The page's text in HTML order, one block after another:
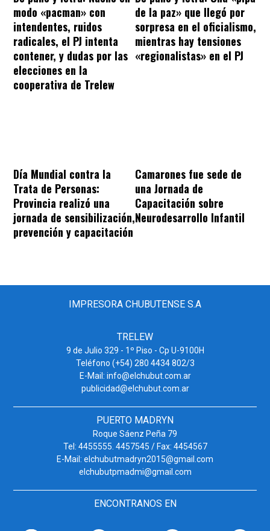
modo «pacman» con
intendentes, ruidos
radicales, el PJ intenta
contener, y dudas por las
elecciones en la
cooperativa de Trelew
de la paz» que llegó por
sorpresa en el oficialismo,
mientras hay tensiones
«regionalistas» en el PJ
Día Mundial contra la
Trata de Personas:
Provincia realizó una
jornada de sensibilización,
prevención y capacitación
Camarones fue sede de
una Jornada de
Capacitación sobre
Neurodesarrollo Infantil
IMPRESORA CHUBUTENSE S.A
TRELEW
9 de Julio 329 - 1º Piso - Cp U-9100H
Teléfono (+54) 280 4434 802/3
E-Mail: info@elchubut.com.ar
publicidad@elchubut.com.ar
PUERTO MADRYN
Roque Sáenz Peña 79
Tel: 4455555. 4457545 / Fax: 4454567
E-Mail: elchubutmadryn2015@gmail.com
elchubutpmadmi@gmail.com
ENCONTRANOS EN